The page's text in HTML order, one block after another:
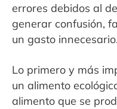
errores debidos al
generar confusión,
un gasto innecesario.
Lo primero y más
un alimento
alimento que se